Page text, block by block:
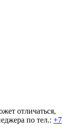
отличаться,
по тел.: +7